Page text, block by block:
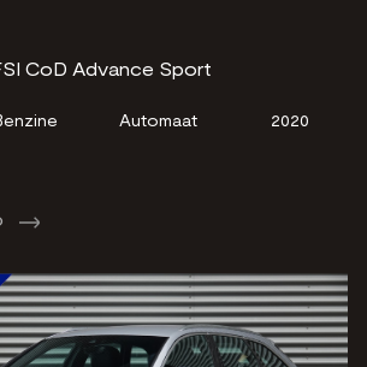
CoD Advance Sport
Automaat 2020